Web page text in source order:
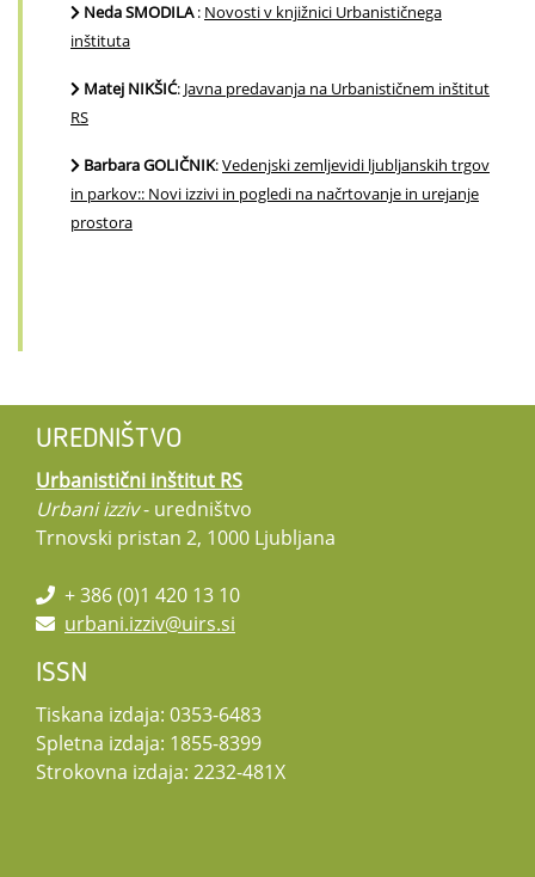
Neda SMODILA: Novosti v knjižnici Urbanističnega
inštituta
Matej NIKŠIĆ: Javna predavanja na Urbanističnem inštitut
RS
Barbara GOLIČNIK:Vedenjski zemljevidi ljubljanskih trgov
in parkov:: Novi izzivi in pogledi na načrtovanje in urejanje
prostora
UREDNIŠTVO
Urbanistični inštitut RS
Urbani izziv- uredništvo
Trnovski pristan 2, 1000 Ljubljana
+ 386 (0)1 420 13 10
urbani.izziv@uirs.si
ISSN
Tiskana izdaja: 0353-6483
Spletna izdaja: 1855-8399
Strokovna izdaja: 2232-481X